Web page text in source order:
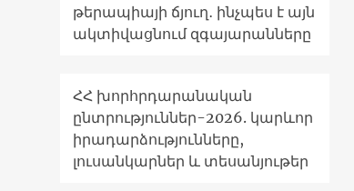
թերապիայի ճյուղ․ ինչպես է այն
ակտիվացնում զգայարանները
ՀՀ խորհրդարանական
ընտրություններ-2026. կարևոր
իրադարձությունները,
լուսանկարներ և տեսանյութեր